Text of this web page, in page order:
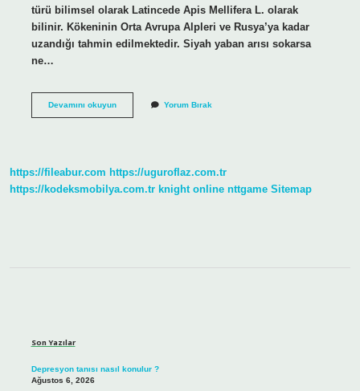
türü bilimsel olarak Latincede Apis Mellifera L. olarak
bilinir. Kökeninin Orta Avrupa Alpleri ve Rusya’ya kadar
uzandığı tahmin edilmektedir. Siyah yaban arısı sokarsa
ne…
Devamını okuyunSiyah
Yorum Bırak
https://fileabur.com https://uguroflaz.com.tr
https://kodeksmobilya.com.tr knight online nttgame Sitemap
Son Yazılar
Depresyon tanısı nasıl konulur ?
Ağustos 6, 2026